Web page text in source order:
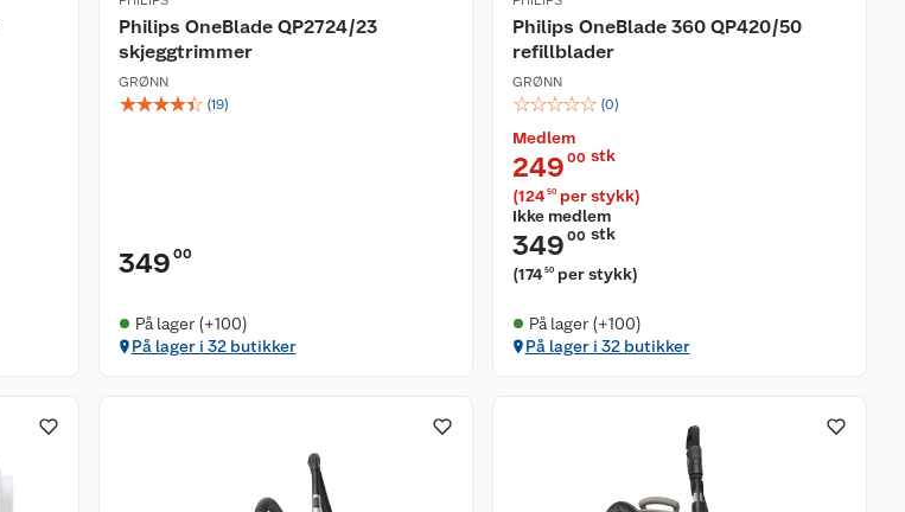
Philips OneBlade QP2724/23
skjeggtrimmer
GRØNN
☆☆☆☆☆ (19)
349 00
På lager (+100)
På lager i 32 butikker
Philips OneBlade 360 QP420/50
refillblader
GRØNN
☆☆☆☆☆ (0)
Medlem
249 00 stk
(124 50 per stykk)
Ikke medlem
349 00 stk
(174 50 per stykk)
På lager (+100)
På lager i 32 butikker